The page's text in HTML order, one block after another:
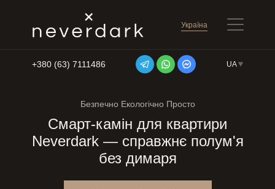
Україна
+380 (63) 7111486 UA
Безпечно Екологічно Просто
Смарт-камін для квартири
Neverdark —справжнє полум'я
без димаря